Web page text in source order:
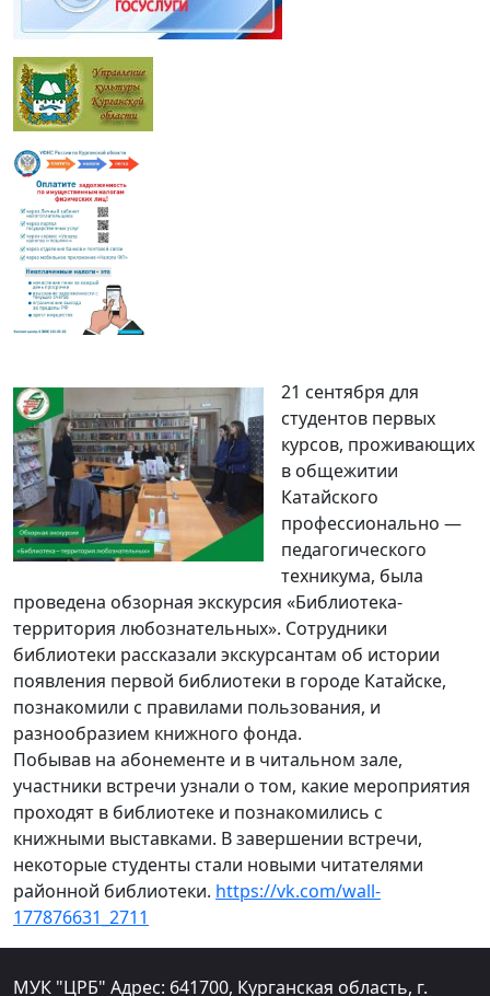
21 сентября для
студентов первых
курсов, проживающих
в общежитии
Катайского
профессионально —
педагогического
техникума, была
проведена обзорная экскурсия «Библиотека-
территория любознательных». Сотрудники
библиотеки рассказали экскурсантам об истории
появления первой библиотеки в городе Катайске,
познакомили с правилами пользования, и
разнообразием книжного фонда.
Побывав на абонементе и в читальном зале,
участники встречи узнали о том, какие мероприятия
проходят в библиотеке и познакомились с
книжными выставками. В завершении встречи,
некоторые студенты стали новыми читателями
районной библиотеки. https://vk.com/wall-
177876631_2711
МУК "ЦРБ" Адрес: 641700, Курганская область, г.